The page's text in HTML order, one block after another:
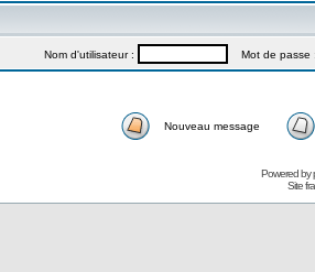
Nom d'utilisateur : Mot de passe
Nouveau message
Powered by
Site